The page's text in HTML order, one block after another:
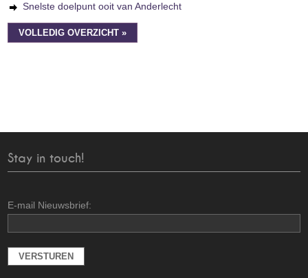
Snelste doelpunt ooit van Anderlecht
VOLLEDIG OVERZICHT »
Stay in touch!
E-mail Nieuwsbrief: